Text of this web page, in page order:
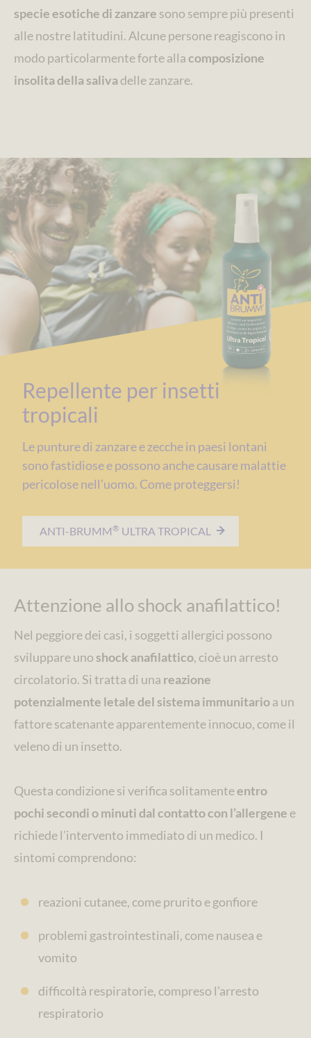
specie esotiche di zanzare sono sempre più presenti
alle nostre latitudini. Alcune persone reagiscono in
modo particolarmente forte allacomposizione
insolita della salivadelle zanzare.
Repellente per insetti
tropicali
Le punture di zanzare e zecche in paesi lontani
sono fastidiose e possono anche causare malattie
pericolose nell’uomo. Come proteggersi!
ANTI-BRUMM® ULTRA TROPICAL
Attenzione allo shock anafilattico!
Nel peggiore dei casi, i soggetti allergici possono
sviluppare uno shock anafilattico, cioè un arresto
circolatorio. Si tratta di una reazione
potenzialmente letale del sistema immunitarioa un
fattore scatenante apparentemente innocuo, come il
veleno di un insetto.
Questa condizione si verifica solitamenteentro
pochi secondi o minuti dal contatto con l’allergene e
richiede l’intervento immediato di un medico. I
sintomi comprendono:
reazioni cutanee, come prurito e gonfiore
problemi gastrointestinali, come nausea e
vomito
difficoltà respiratorie, compreso l’arresto
respiratorio